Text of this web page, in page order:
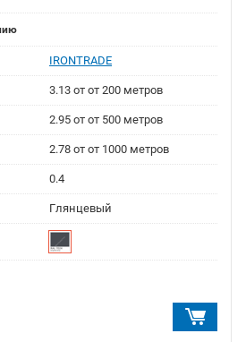
IRONTRADE
3.13 от от 200 метров
2.95 от от 500 метров
2.78 от от 1000 метров
0.4
Глянцевый